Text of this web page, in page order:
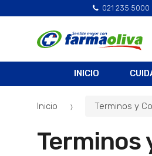
021 235 5000
INICIO
Inicio Terminos y
Terminos